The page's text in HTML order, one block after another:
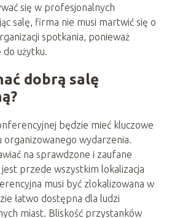
się w profesjonalnych
salę, firma nie musi martwić się o
spotkania, ponieważ
użytku.
dobrą salę
będzie mieć kluczowe
organizowanego wydarzenia.
na sprawdzone i zaufane
przede wszystkim lokalizacja
musi być zlokalizowana w
łatwo dostępna dla ludzi
miast. Bliskość przystanków